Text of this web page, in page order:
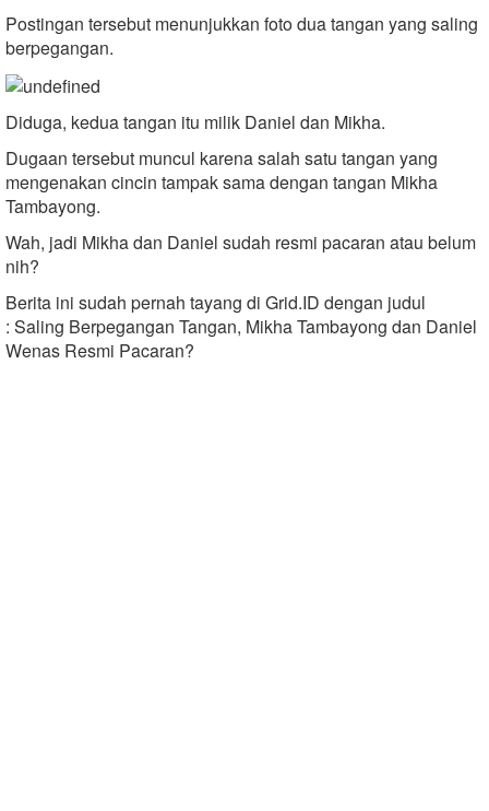
Postingan tersebut menunjukkan foto dua tangan yang saling
berpegangan.
Diduga, kedua tangan itu milik Daniel dan Mikha.
Dugaan tersebut muncul karena salah satu tangan yang
mengenakan cincin tampak sama dengan tangan Mikha
Tambayong.
Wah, jadi Mikha dan Daniel sudah resmi pacaran atau belum
nih?
Berita ini sudah pernah tayang di Grid.ID dengan judul
: Saling Berpegangan Tangan, Mikha Tambayong dan Daniel
Wenas Resmi Pacaran?